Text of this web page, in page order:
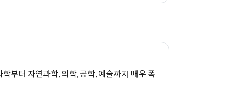
부터 자연과학, 의학, 공학, 예술까지 매우 폭